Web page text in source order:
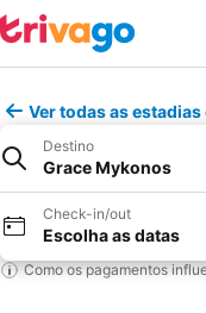
Ver todas as
Destino
Grace Mykonos
Check-in/out
Escolha as datas
Como os pagamentos